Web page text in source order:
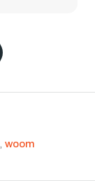
woom